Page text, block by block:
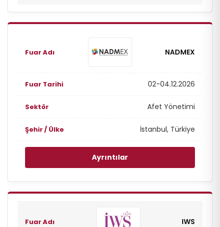
NADMEX
02-04.12.2026
Afet Yönetimi
İstanbul, Türkiye
Ayrıntılar
IWS